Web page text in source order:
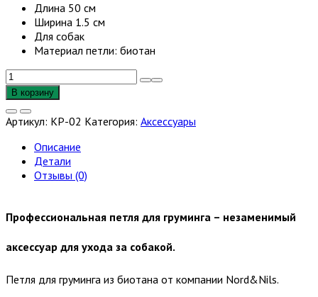
Длина 50 см
Ширина 1.5 см
Для собак
Материал петли: биотан
Количество
товара
Петля
для
груминга
биотана
В корзину
Артикул: KP-02 Категория: Аксессуары
Описание
Детали
Отзывы (0)
Профессиональная петля для груминга – незаменимый
аксессуар для ухода за собакой.
Петля для груминга из биотана от компании Nord&Nils.